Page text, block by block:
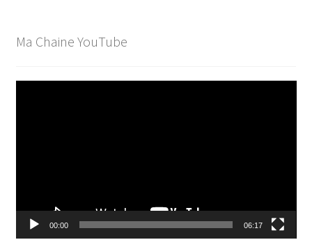
Ma Chaine YouTube
00:00 06:17